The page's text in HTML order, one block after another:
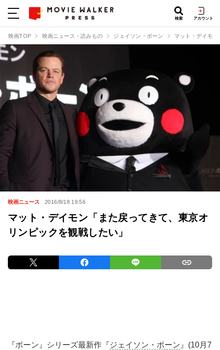
検索 アカウント
映画TOP 映画ニュース・読みもの ジェイソン・ボーン マット・デイモ
映画ニュース 2016/8/18 19:56
マット・デイモン「また戻ってきて、東京オ
リンピックを観戦したい」
『ボーン』シリーズ最新作『ジェイソン・ボーン 』(10月7